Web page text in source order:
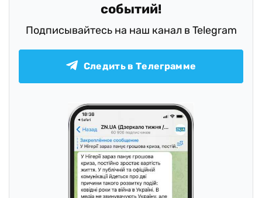
событий!
Подписывайтесь на наш канал в Telegram
Следить в Телеграмме